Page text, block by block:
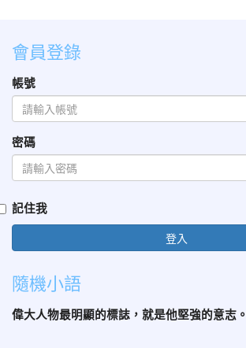
會員登錄
帳號
密碼
記住我
登入
隨機小語
偉大人物最明顯的標誌，就是他堅強的意志。